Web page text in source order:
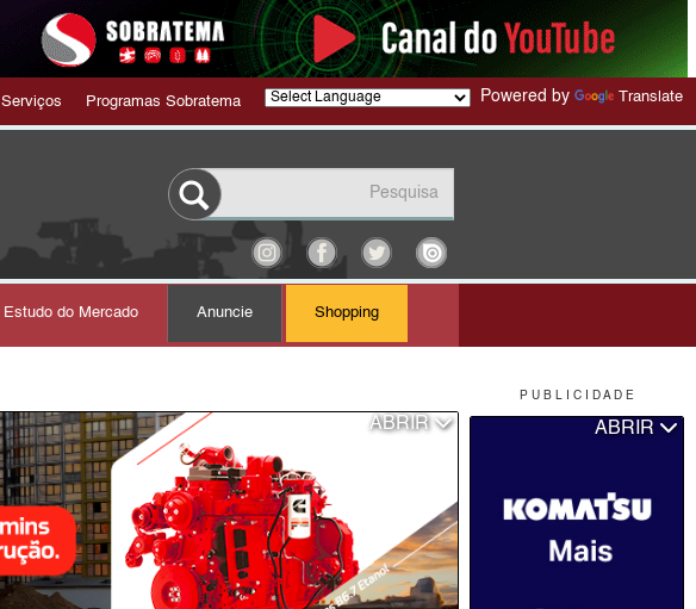
P U B L I C I D A D E
ABRIR
Serviços Programas Sobratema Powered by Translate
Estudo do Mercado Anuncie Shopping
ABRIR